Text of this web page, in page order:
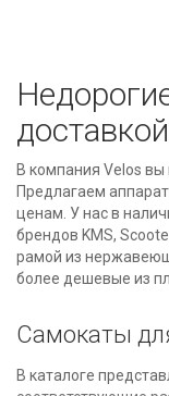
доставкой
В компания Velos вы
Предлагаем
ценам. У нас в
брендов KMS,
рамой из
более дешевые из
Самокаты
В каталоге